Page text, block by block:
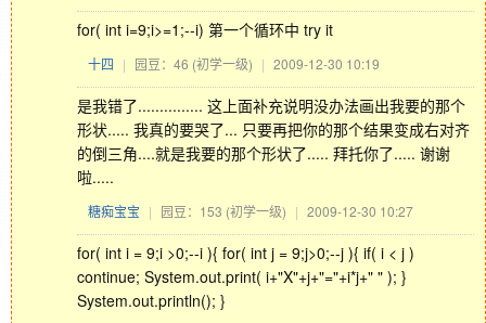
for( int i=9;i>=1;--i) 第一个循环中 try it
十四 | 园豆：46 (初学一级) | 2009-12-30 10:19
是我错了............... 这上面补充说明没办法画出我要的那个
形状..... 我真的要哭了... 只要再把你的那个结果变成右对齐
的倒三角....就是我要的那个形状了..... 拜托你了..... 谢谢
啦.....
糖痴宝宝 | 园豆：153 (初学一级) | 2009-12-30 10:27
for( int i = 9;i >0;--i ){ for( int j = 9;j>0;--j ){ if( i < j )
continue; System.out.print( i+"X"+j+"="+i*j+" " ); }
System.out.println(); }